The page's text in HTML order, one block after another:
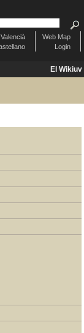
Web Map
Login
Valencià
El Wikiuv